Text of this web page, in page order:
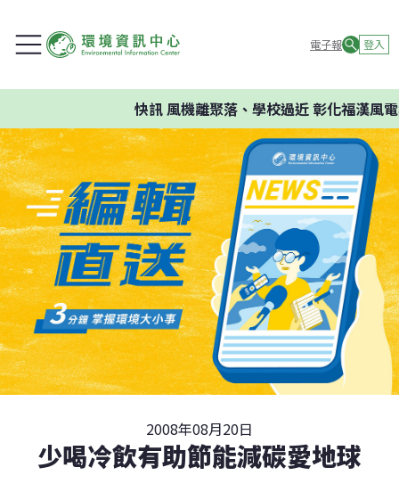
電子報 登入
快訊風機離聚落、學校過近 彰化福漢風電
2008年08月20日
少喝冷飲有助節能減碳愛地球